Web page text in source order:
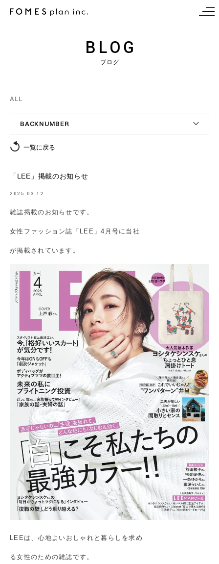
BLOG
ブログ
ALL
BACKNUMBER
一覧に戻る
「LEE」掲載のお知らせ
2025.03.12
雑誌掲載のお知らせです。
女性ファッション誌「LEE」4月号に当社
が掲載されています。
LEEは、心地よいおしゃれと暮らしを求め
る女性のための雑誌です。